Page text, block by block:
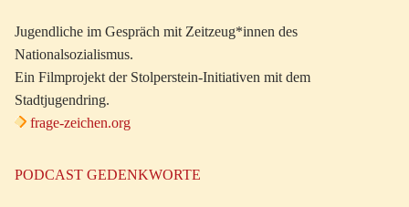
Jugendliche im Gespräch mit Zeitzeug*innen des
Nationalsozialismus.
Ein Filmprojekt der Stolperstein-Initiativen mit dem
Stadtjugendring.
frage-zeichen.org
PODCAST GEDENKWORTE